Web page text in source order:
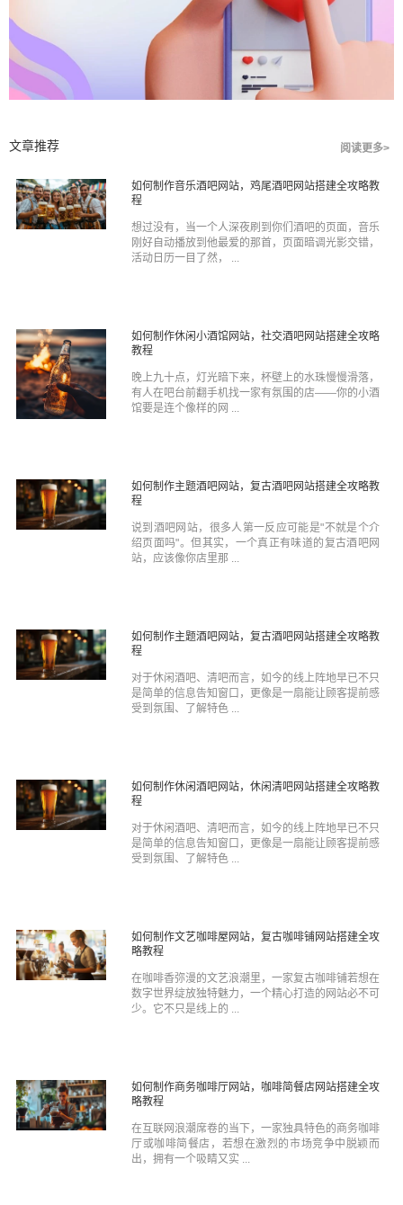
文章推荐 阅读更多>
如何制作音乐酒吧网站，鸡尾酒吧网站搭建全攻略教
程
想过没有，当一个人深夜刷到你们酒吧的页面，音乐
刚好自动播放到他最爱的那首，页面暗调光影交错，
活动日历一目了然， ...
如何制作休闲小酒馆网站，社交酒吧网站搭建全攻略
教程
晚上九十点，灯光暗下来，杯壁上的水珠慢慢滑落，
有人在吧台前翻手机找一家有氛围的店——你的小酒
馆要是连个像样的网 ...
如何制作主题酒吧网站，复古酒吧网站搭建全攻略教
程
说到酒吧网站，很多人第一反应可能是"不就是个介
绍页面吗"。但其实，一个真正有味道的复古酒吧网
站，应该像你店里那 ...
如何制作主题酒吧网站，复古酒吧网站搭建全攻略教
程
对于休闲酒吧、清吧而言，如今的线上阵地早已不只
是简单的信息告知窗口，更像是一扇能让顾客提前感
受到氛围、了解特色 ...
如何制作休闲酒吧网站，休闲清吧网站搭建全攻略教
程
对于休闲酒吧、清吧而言，如今的线上阵地早已不只
是简单的信息告知窗口，更像是一扇能让顾客提前感
受到氛围、了解特色 ...
如何制作文艺咖啡屋网站，复古咖啡铺网站搭建全攻
略教程
在咖啡香弥漫的文艺浪潮里，一家复古咖啡铺若想在
数字世界绽放独特魅力，一个精心打造的网站必不可
少。它不只是线上的 ...
如何制作商务咖啡厅网站，咖啡简餐店网站搭建全攻
略教程
在互联网浪潮席卷的当下，一家独具特色的商务咖啡
厅或咖啡简餐店，若想在激烈的市场竞争中脱颖而
出，拥有一个吸睛又实 ...